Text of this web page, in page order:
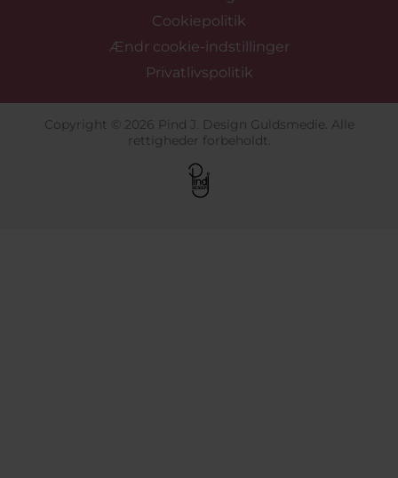
Cookiepolitik
Ændr cookie-indstillinger
Privatlivspolitik
Copyright © 2026 Pind J. Design Guldsmedie. Alle
rettigheder forbeholdt.